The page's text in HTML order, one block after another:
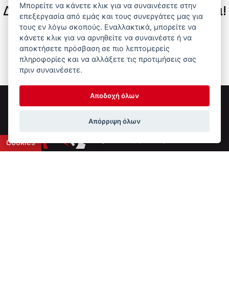
Cookies
Δεν υπάρχουν διαθέσιμα προϊόντα!
Αναζητήστε προϊόντα που σας ενδιαφέρουν ανά
κατηγορία ή προμηθευτή.
Μπορείτε να κάνετε κλικ για να συναινέσετε στην
επεξεργασία από εμάς και τους συνεργάτες μας για
τους εν λόγω σκοπούς. Εναλλακτικά, μπορείτε να
κάνετε κλικ για να αρνηθείτε να συναινέστε ή να
αποκτήσετε πρόσβαση σε πιο λεπτομερείς
πληροφορίες και να αλλάξετε τις προτιμήσεις σας
πριν συναινέσετε.
Αποδοχή όλων
Απόρριψη όλων